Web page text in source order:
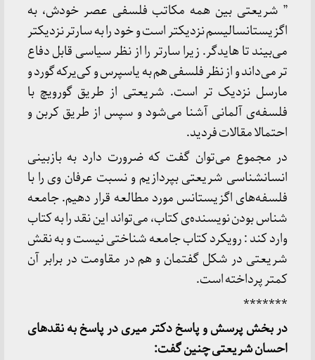
” شریعتی بین همه مکاتب فلسفی عصر خودش، به
اگزیستانسالیسم نزدیکتر است و خود را به سارتر نزدیکتر
می‌بیند تا هایدگر. زیرا سارتر را از نظر سیاسی قابل دفاع
تر می‌داند و از نظر فلسفی هم به یاسپرس و کی‌یرکه گورد و
مارسل نزدیک تر است. شریعتی از طریق گورویچ با
فلسفه‌ی آلمانی آشنا می‌شود و سپس از طریق کربن و
احتمالا مقالات فردید.
در مجموع می‌توان گفت که ضرورت دارد به بازبینی
انسانشناسی شریعتی بپردازیم و نسبت عرفان وی را با
فلسفه‌های اگزیستانس مورد مطالعه قرار دهیم. جامعه
شناس بودن نویسنده‌ی کتاب، می‌تواند این نقد را به کتاب
وارد کند : رویکرد کتاب جامعه شناختی نیست و به نقش
شریعتی در شکل گفتمان و هم در مقاومت در برابر آن
کمتر پرداخته است.
*******
در بخش پرسش و پاسخ دکتر میری در پاسخ به نقدهای
احسان شریعتی چنین گفت: